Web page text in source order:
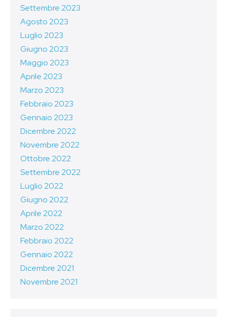
Settembre 2023
Agosto 2023
Luglio 2023
Giugno 2023
Maggio 2023
Aprile 2023
Marzo 2023
Febbraio 2023
Gennaio 2023
Dicembre 2022
Novembre 2022
Ottobre 2022
Settembre 2022
Luglio 2022
Giugno 2022
Aprile 2022
Marzo 2022
Febbraio 2022
Gennaio 2022
Dicembre 2021
Novembre 2021